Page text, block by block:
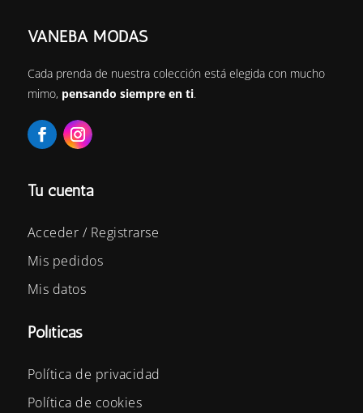
VANEBA MODAS
Cada prenda de nuestra colección está elegida con mucho
mimo, pensando siempre en ti.
Tu cuenta
Acceder / Registrarse
Mis pedidos
Mis datos
Políticas
Política de privacidad
Política de cookies